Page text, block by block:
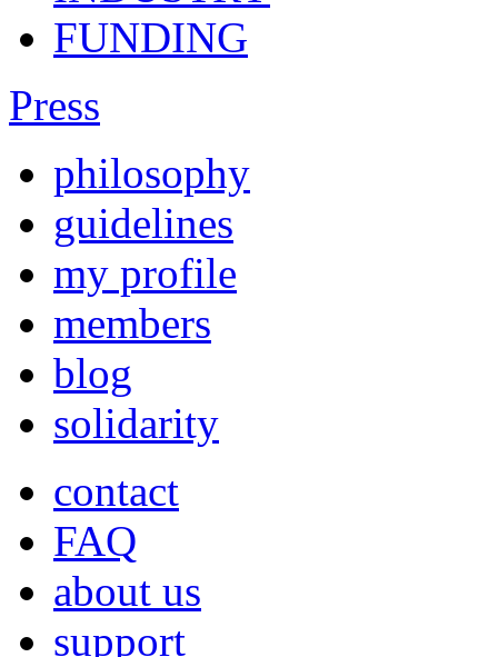
FUNDING
Press
philosophy
guidelines
my profile
members
blog
solidarity
contact
FAQ
about us
support